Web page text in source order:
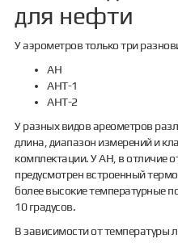
для нефти
У аэрометров только три
АН
АНТ-1
АНТ-2
У разных видов ареометров
длина, диапазон измерений и
комплектации. У АН, в отличие
предусмотрен встроенный
более высокие температурные
10 градусов.
В зависимости от температуры